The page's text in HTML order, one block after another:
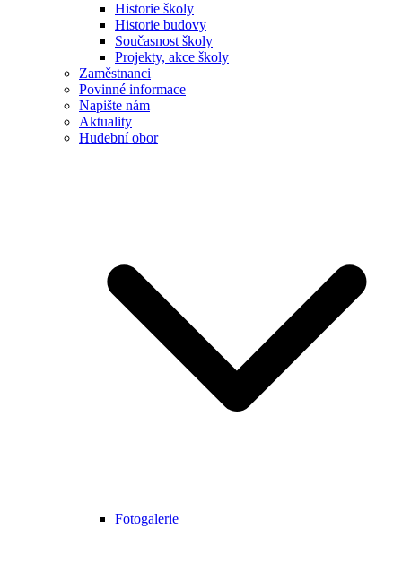
Historie školy
Historie budovy
Současnost školy
Projekty, akce školy
Zaměstnanci
Povinné informace
Napište nám
Aktuality
Hudební obor
Fotogalerie